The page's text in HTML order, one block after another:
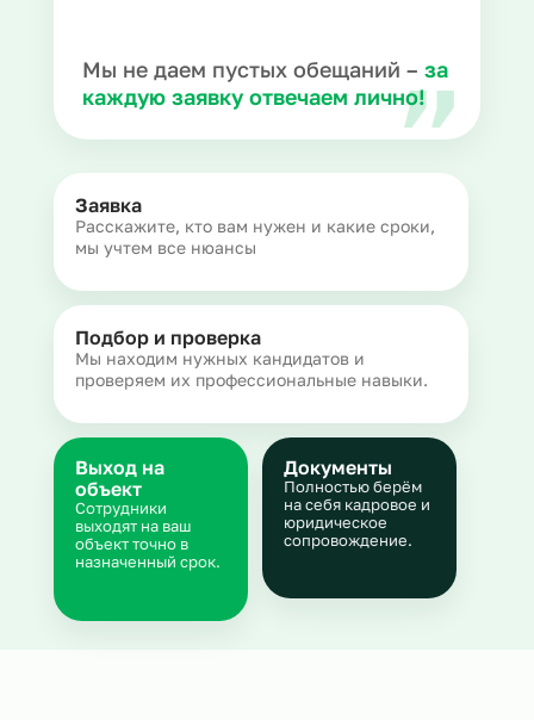
Мы не даем пустых обещаний – за
каждую заявку отвечаем лично!
Заявка
Расскажите, кто вам нужен и какие сроки,
мы учтем все нюансы
Подбор и проверка
Мы находим нужных кандидатов и
проверяем их профессиональные навыки.
Документы
Полностью берём
на себя кадровое и
юридическое
сопровождение.
Выход на
объект
Сотрудники
выходят на ваш
объект точно в
назначенный срок.